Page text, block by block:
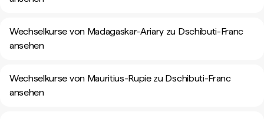
Wechselkurse von Madagaskar-Ariary zu Dschibuti-Franc
ansehen
Wechselkurse von Mauritius-Rupie zu Dschibuti-Franc
ansehen